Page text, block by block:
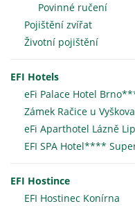
Povinné ručení
Pojištění zvířat
Životní pojištění
EFI Hotels
eFi Palace Hotel
Zámek Račice u Vyškova
eFi Aparthotel Lázně
EFI SPA Hotel****
EFI Hostince
EFI Hostinec Konírna